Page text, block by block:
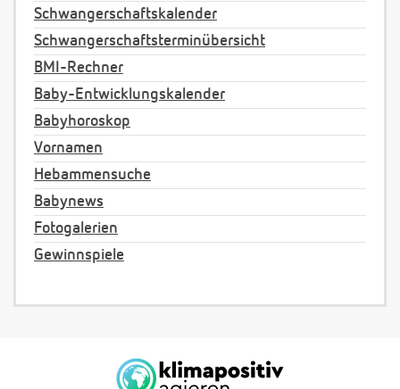
Schwangerschaftskalender
Schwangerschaftsterminübersicht
BMI-Rechner
Baby-Entwicklungskalender
Babyhoroskop
Vornamen
Hebammensuche
Babynews
Fotogalerien
Gewinnspiele